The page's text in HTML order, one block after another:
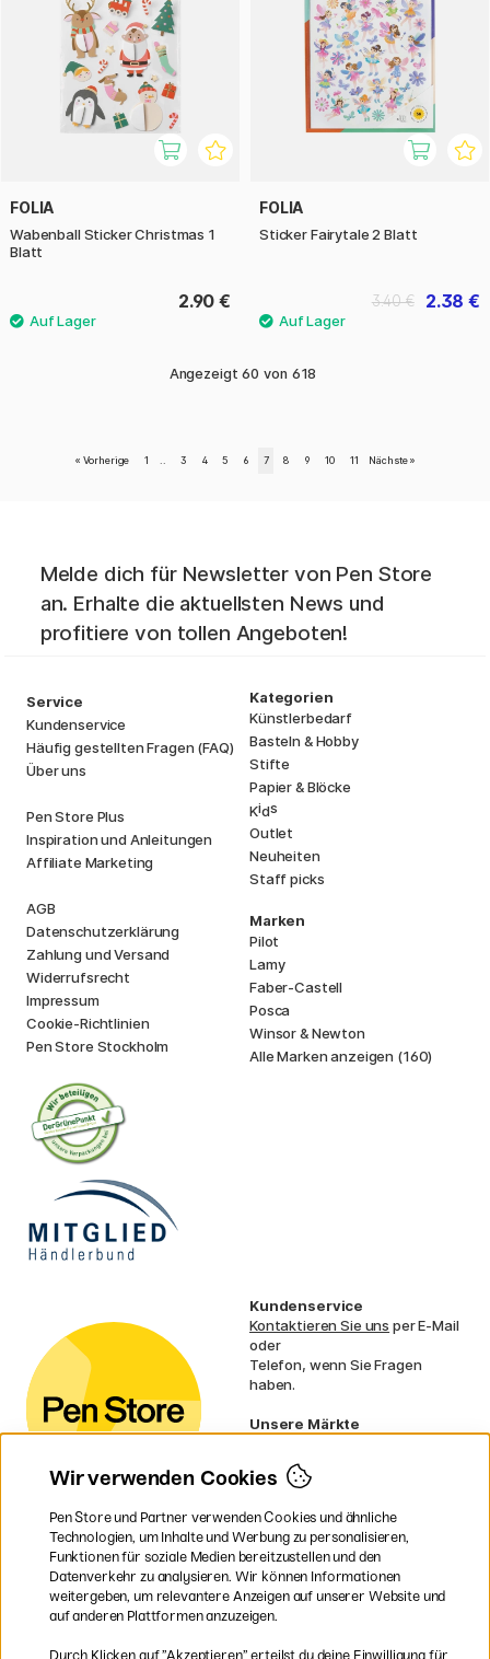
FOLIA
Wabenball Sticker Christmas 1
Blatt
2.90 €
FOLIA
Sticker Fairytale 2 Blatt
2.38 €
3.40 €
Angezeigt 60 von 618
« Vorherige 1 3 4 5 6 7 8 9 10 11 Nächste »
Melde dich für Newsletter von Pen Store
an. Erhalte die aktuellsten News und
profitiere von tollen Angeboten!
Service
Kundenservice
Häufig gestellten Fragen (FAQ)
Über uns
Pen Store Plus
Inspiration und Anleitungen
Affiliate Marketing
AGB
Datenschutzerklärung
Zahlung und Versand
Widerrufsrecht
Impressum
Cookie-Richtlinien
Pen Store Stockholm
Kategorien
Künstlerbedarf
Basteln & Hobby
Stifte
Papier & Blöcke
Kids
Outlet
Neuheiten
Staff picks
Marken
Pilot
Lamy
Faber-Castell
Posca
Winsor & Newton
Alle Marken anzeigen (160)
Kundenservice
Kontaktieren Sie uns per E-Mail
oder
Telefon, wenn Sie Fragen
haben.
Unsere Märkte
Norwegen
Dänemark
Frankreich
Irland
Niederlande
UK
EU
Wir verwenden Cookies
Pen Store und Partner verwenden Cookies und ähnliche
Technologien, um Inhalte und Werbung zu personalisieren,
Funktionen für soziale Medien bereitzustellen und den
Datenverkehr zu analysieren. Wir können Informationen
weitergeben, um relevantere Anzeigen auf unserer Website und
auf anderen Plattformen anzuzeigen.
Durch Klicken auf ”Akzeptieren” erteilst du deine Einwilligung für